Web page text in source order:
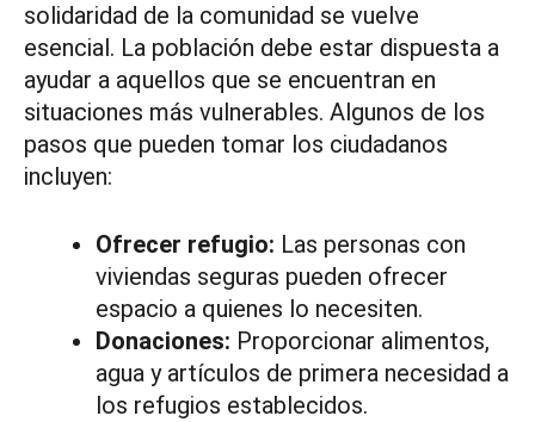
solidaridad de la comunidad se vuelve
esencial. La población debe estar dispuesta a
ayudar a aquellos que se encuentran en
situaciones más vulnerables. Algunos de los
pasos que pueden tomar los ciudadanos
incluyen:
Ofrecer refugio: Las personas con
viviendas seguras pueden ofrecer
espacio a quienes lo necesiten.
Donaciones: Proporcionar alimentos,
agua y artículos de primera necesidad a
los refugios establecidos.